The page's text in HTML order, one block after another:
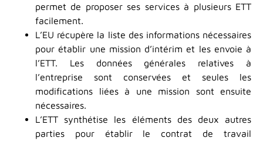
permet de proposer ses services à plusieurs ETT
facilement.
L’EU récupère la liste des informations nécessaires
pour établir une mission d’intérim et les envoie à
l’ETT. Les données générales relatives à
l’entreprise sont conservées et seules les
modifications liées à une mission sont ensuite
nécessaires.
L’ETT synthétise les éléments des deux autres
parties pour établir le contrat de travail